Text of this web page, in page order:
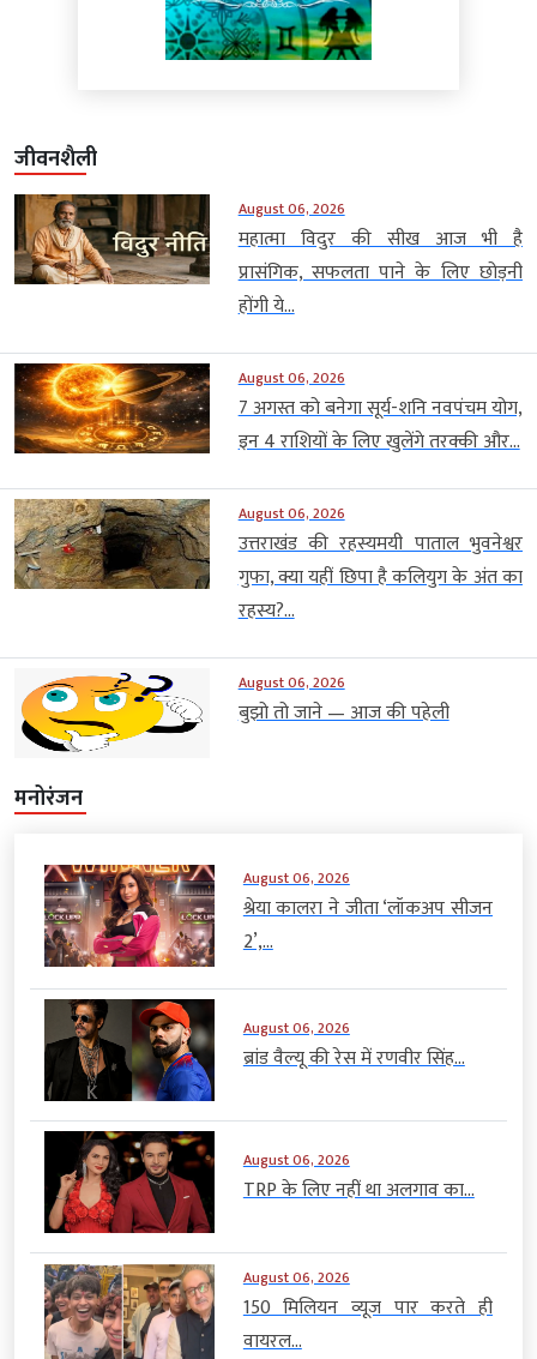
जीवनशैली
August 06, 2026
महात्मा विदुर की सीख आज भी है
प्रासंगिक, सफलता पाने के लिए छोड़नी
होंगी ये...
August 06, 2026
7 अगस्त को बनेगा सूर्य-शनि नवपंचम योग,
इन 4 राशियों के लिए खुलेंगे तरक्की और...
August 06, 2026
उत्तराखंड की रहस्यमयी पाताल भुवनेश्वर
गुफा, क्या यहीं छिपा है कलियुग के अंत का
रहस्य?...
August 06, 2026
बुझो तो जाने — आज की पहेली
मनोरंजन
August 06, 2026
श्रेया कालरा ने जीता ‘लॉकअप सीजन
2’,...
August 06, 2026
ब्रांड वैल्यू की रेस में रणवीर सिंह...
August 06, 2026
TRP के लिए नहीं था अलगाव का...
August 06, 2026
150 मिलियन व्यूज पार करते ही
वायरल...